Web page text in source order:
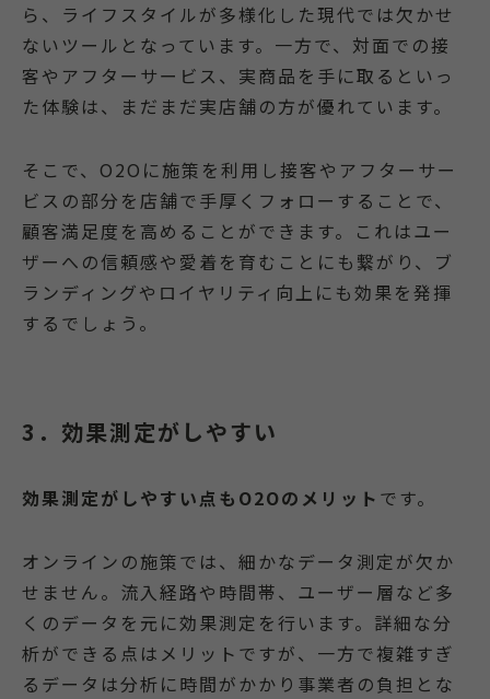
ら、ライフスタイルが多様化した現代では欠かせ
ないツールとなっています。一方で、対面での接
客やアフターサービス、実商品を手に取るといっ
た体験は、まだまだ実店舗の方が優れています。
そこで、O2Oに施策を利用し接客やアフターサー
ビスの部分を店舗で手厚くフォローすることで、
顧客満足度を高めることができます。これはユー
ザーへの信頼感や愛着を育むことにも繋がり、ブ
ランディングやロイヤリティ向上にも効果を発揮
するでしょう。
3．効果測定がしやすい
効果測定がしやすい点もO2Oのメリット です。
オンラインの施策では、細かなデータ測定が欠か
せません。流入経路や時間帯、ユーザー層など多
くのデータを元に効果測定を行います。詳細な分
析ができる点はメリットですが、一方で複雑すぎ
るデータは分析に時間がかかり事業者の負担とな